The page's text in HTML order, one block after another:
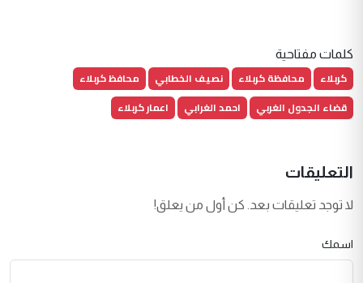
كلمات مفتاحية
كربلاء محافظة كربلاء نصيف الخطابي
محافظ كربلاء
قضاء الجدول الغربي
احمد الغرابي اعمار كربلاء
التعليقات
لا توجد تعليقات بعد. كن أول من يعلق!
اسمك